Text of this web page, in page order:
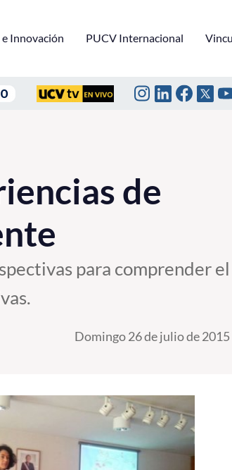
Innovación PUCV Internacional
de
para comprender el
Domingo 26 de julio de 2015